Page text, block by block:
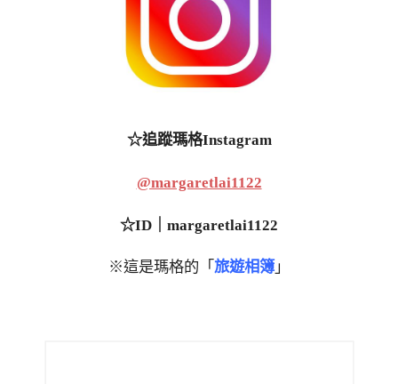
☆追蹤瑪格Instagram
@margaretlai1122
☆ID｜margaretlai1122
※這是瑪格的「 旅遊相簿 」